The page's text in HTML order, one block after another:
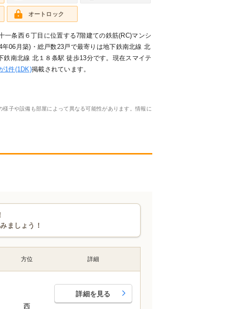
オートロック
一条西６丁目に位置する7階建ての鉄筋(RC)マンシ
年06月築)・総戸数23戸で最寄りは地下鉄南北線 北
鉄南北線 北１８条駅 徒歩13分です。現在スマイテ
1件(1DK)掲載されています。
子や設備も部屋によって異なる可能性があります。情報に
ましょう！
方位 詳細
西
詳細を見る